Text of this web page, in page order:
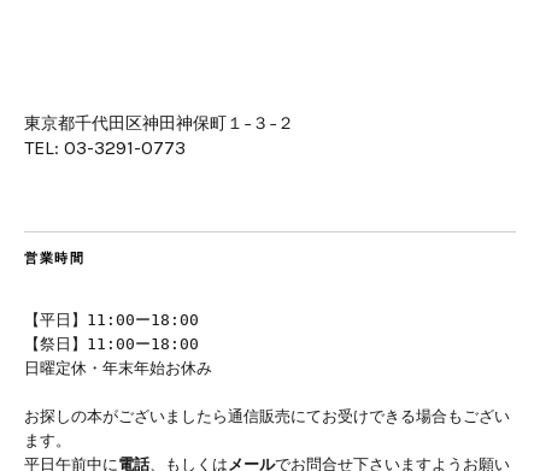
東京都千代田区神田神保町１−３−２
TEL: 03-3291-0773
営業時間
【平日】11:00ー18:00
【祭日】11:00ー18:00
日曜定休・年末年始お休み
お探しの本がございましたら通信販売にてお受けできる場合もござい
ます。
平日午前中に電話、もしくはメールでお問合せ下さいますようお願い